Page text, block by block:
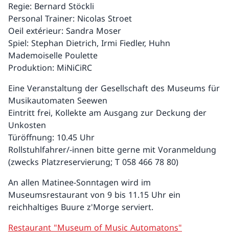
Regie: Bernard Stöckli
Personal Trainer: Nicolas Stroet
Oeil extérieur: Sandra Moser
Spiel: Stephan Dietrich, Irmi Fiedler, Huhn
Mademoiselle Poulette
Produktion: MiNiCiRC
Eine Veranstaltung der Gesellschaft des Museums für
Musikautomaten Seewen
Eintritt frei, Kollekte am Ausgang zur Deckung der
Unkosten
Türöffnung: 10.45 Uhr
Rollstuhlfahrer/-innen bitte gerne mit Voranmeldung
(zwecks Platzreservierung; T 058 466 78 80)
An allen Matinee-Sonntagen wird im
Museumsrestaurant von 9 bis 11.15 Uhr ein
reichhaltiges Buure z'Morge serviert.
Restaurant "Museum of Music Automatons"